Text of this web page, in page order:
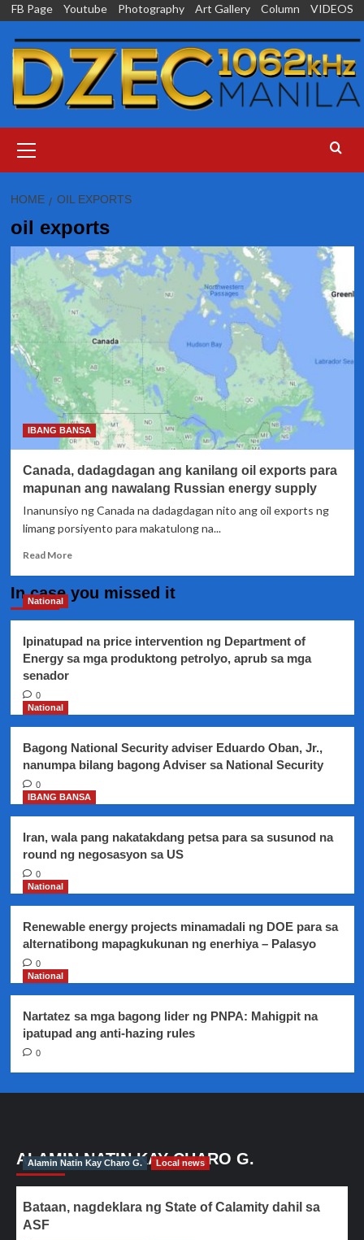
Skip
content
FB Page Youtube Photography Art Gallery Column VIDEOS
Menu
HOME OIL EXPORTS
oil exports
IBANG BANSA
Canada, dadagdagan ang kanilang oil exports para
mapunan ang nawalang Russian energy supply
Inanunsiyo ng Canada na dadagdagan nito ang oil exports ng
limang porsiyento para makatulong na...
Read MoreRead
Canada,
kanilang
oil
Russian
energy
In case you missed it
National
Ipinatupad na price intervention ng Department of
Energy sa mga produktong petrolyo, aprub sa mga
senador
0
National
Bagong National Security adviser Eduardo Oban, Jr.,
nanumpa bilang bagong Adviser sa National Security
0
IBANG BANSA
Iran, wala pang nakatakdang petsa para sa susunod na
round ng negosasyon sa US
0
National
Renewable energy projects minamadali ng DOE para sa
alternatibong mapagkukunan ng enerhiya – Palasyo
0
National
Nartatez sa mga bagong lider ng PNPA: Mahigpit na
ipatupad ang anti-hazing rules
0
ALAMIN NATIN KAY CHARO G.
Alamin Natin Kay Charo G. Local news
Bataan, nagdeklara ng State of Calamity dahil sa
ASF